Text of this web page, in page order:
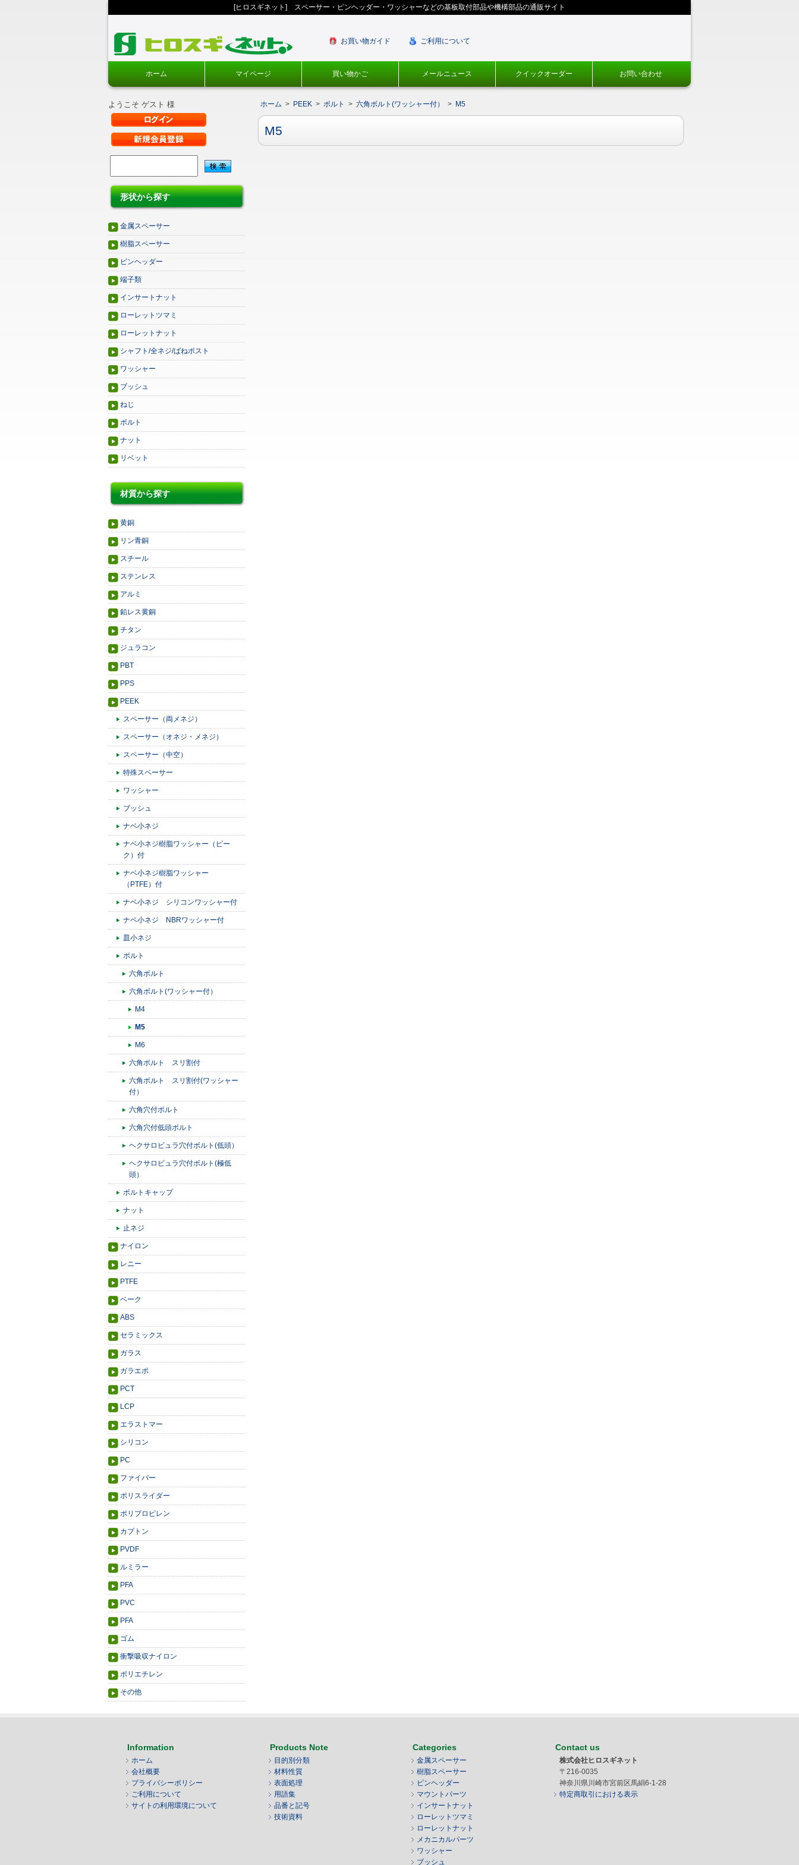
[ヒロスギネット] スペーサー・ピンヘッダー・ワッシャーなどの基板取付部品や機構部品の通販サイト
お買い物ガイド ご利用について
ホーム マイページ 買い物かご メールニュース クイックオーダー お問い合わせ
ようこそ ゲスト 様
形状から探す
金属スペーサー
樹脂スペーサー
ピンヘッダー
端子類
インサートナット
ローレットツマミ
ローレットナット
シャフト/全ネジ/ばねポスト
ワッシャー
ブッシュ
ねじ
ボルト
ナット
リベット
材質から探す
黄銅
リン青銅
スチール
ステンレス
アルミ
鉛レス黄銅
チタン
ジュラコン
PBT
PPS
PEEK
スペーサー（両メネジ）
スペーサー（オネジ・メネジ）
スペーサー（中空）
特殊スペーサー
ワッシャー
ブッシュ
ナベ小ネジ
ナベ小ネジ樹脂ワッシャー（ピー
ク）付
ナベ小ネジ樹脂ワッシャー
（PTFE）付
ナベ小ネジ シリコンワッシャー付
ナベ小ネジ NBRワッシャー付
皿小ネジ
ボルト
六角ボルト
六角ボルト(ワッシャー付）
M4
M5
M6
六角ボルト スリ割付
六角ボルト スリ割付(ワッシャー
付）
六角穴付ボルト
六角穴付低頭ボルト
ヘクサロビュラ穴付ボルト(低頭）
ヘクサロビュラ穴付ボルト(極低
頭）
ボルトキャップ
ナット
止ネジ
ナイロン
レニー
PTFE
ベーク
ABS
セラミックス
ガラス
ガラエポ
PCT
LCP
エラストマー
シリコン
PC
ファイバー
ポリスライダー
ポリプロピレン
カプトン
PVDF
ルミラー
PFA
PVC
PFA
ゴム
衝撃吸収ナイロン
ポリエチレン
その他
ホーム > PEEK > ボルト > 六角ボルト(ワッシャー付） > M5
M5
Information
ホーム
会社概要
プライバシーポリシー
ご利用について
サイトの利用環境について
Products Note
目的別分類
材料性質
表面処理
用語集
品番と記号
技術資料
Categories
金属スペーサー
樹脂スペーサー
ピンヘッダー
マウントパーツ
インサートナット
ローレットツマミ
ローレットナット
メカニカルパーツ
ワッシャー
ブッシュ
Contact us
株式会社ヒロスギネット
〒216-0035
神奈川県川崎市宮前区馬絹6-1-28
特定商取引における表示